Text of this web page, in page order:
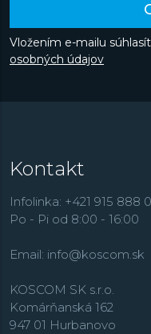
Vložením e-mailu
osobných údajov
Kontakt
Infolinka: +421 915 888
Po - Pi od 8:00 - 16:00
Email: info@koscom.sk
KOSCOM SK s.r.o.
Komárňanská 162
947 01 Hurbanovo